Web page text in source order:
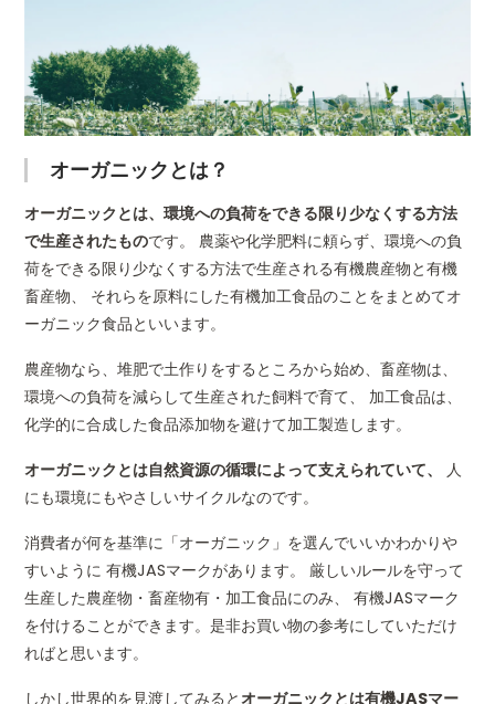
オーガニックとは？
オーガニックとは、環境への負荷をできる限り少なくする方法
で生産されたものです。 農薬や化学肥料に頼らず、環境への負
荷をできる限り少なくする方法で生産される有機農産物と有機
畜産物、 それらを原料にした有機加工食品のことをまとめてオ
ーガニック食品といいます。
農産物なら、堆肥で土作りをするところから始め、畜産物は、
環境への負荷を減らして生産された飼料で育て、 加工食品は、
化学的に合成した食品添加物を避けて加工製造します。
オーガニックとは自然資源の循環によって支えられていて、
人
にも環境にもやさしいサイクルなのです。
消費者が何を基準に「オーガニック」を選んでいいかわかりや
すいように 有機JASマークがあります。 厳しいルールを守って
生産した農産物・畜産物有・加工食品にのみ、 有機JASマーク
を付けることができます。是非お買い物の参考にしていただけ
ればと思います。
しかし世界的を見渡してみるとオーガニックとは有機JASマー